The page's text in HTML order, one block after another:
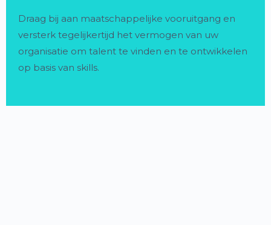
Draag bij aan maatschappelijke vooruitgang en
versterk tegelijkertijd het vermogen van uw
organisatie om talent te vinden en te ontwikkelen
op basis van skills.